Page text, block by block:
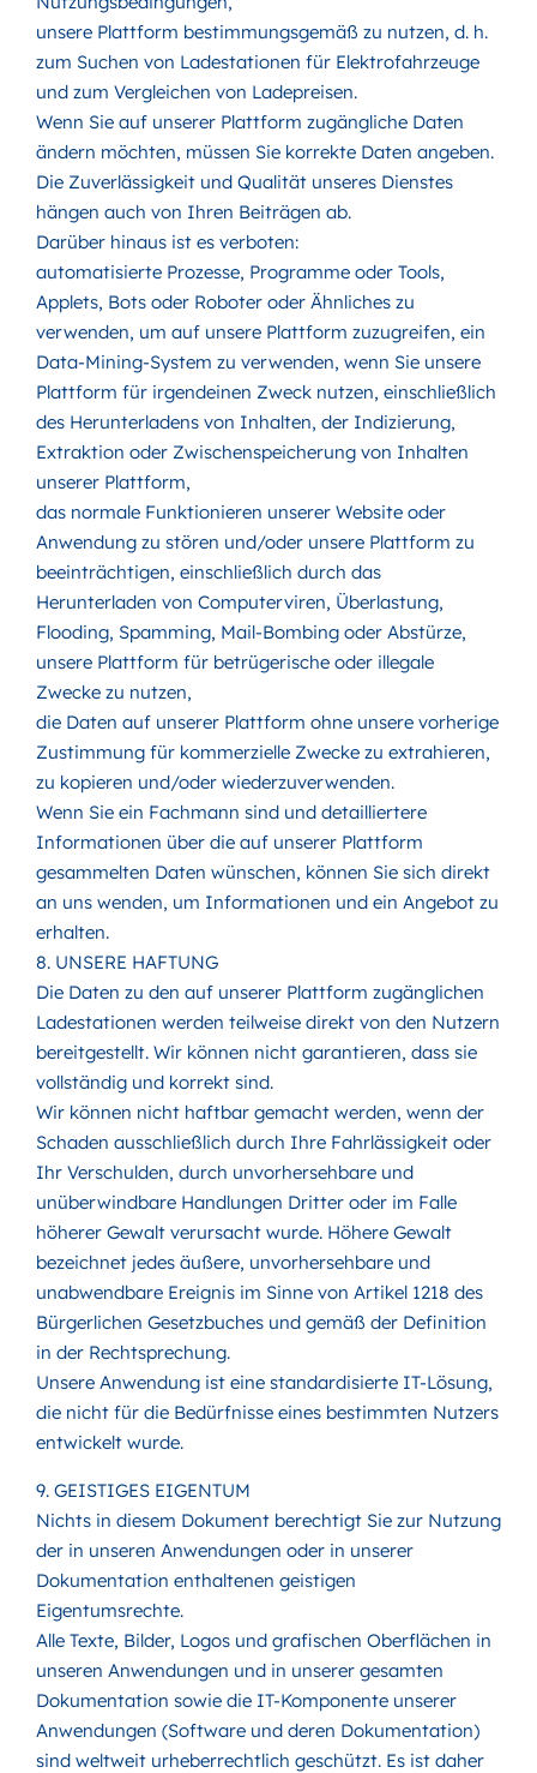
unsere Plattform bestimmungsgemäß zu nutzen, d. h.
zum Suchen von Ladestationen für Elektrofahrzeuge
und zum Vergleichen von Ladepreisen.
Wenn Sie auf unserer Plattform zugängliche Daten
ändern möchten, müssen Sie korrekte Daten angeben.
Die Zuverlässigkeit und Qualität unseres Dienstes
hängen auch von Ihren Beiträgen ab.
Darüber hinaus ist es verboten:
automatisierte Prozesse, Programme oder Tools,
Applets, Bots oder Roboter oder Ähnliches zu
verwenden, um auf unsere Plattform zuzugreifen, ein
Data-Mining-System zu verwenden, wenn Sie unsere
Plattform für irgendeinen Zweck nutzen, einschließlich
des Herunterladens von Inhalten, der Indizierung,
Extraktion oder Zwischenspeicherung von Inhalten
unserer Plattform,
das normale Funktionieren unserer Website oder
Anwendung zu stören und/oder unsere Plattform zu
beeinträchtigen, einschließlich durch das
Herunterladen von Computerviren, Überlastung,
Flooding, Spamming, Mail-Bombing oder Abstürze,
unsere Plattform für betrügerische oder illegale
Zwecke zu nutzen,
die Daten auf unserer Plattform ohne unsere vorherige
Zustimmung für kommerzielle Zwecke zu extrahieren,
zu kopieren und/oder wiederzuverwenden.
Wenn Sie ein Fachmann sind und detailliertere
Informationen über die auf unserer Plattform
gesammelten Daten wünschen, können Sie sich direkt
an uns wenden, um Informationen und ein Angebot zu
erhalten.
8. UNSERE HAFTUNG
Die Daten zu den auf unserer Plattform zugänglichen
Ladestationen werden teilweise direkt von den Nutzern
bereitgestellt. Wir können nicht garantieren, dass sie
vollständig und korrekt sind.
Wir können nicht haftbar gemacht werden, wenn der
Schaden ausschließlich durch Ihre Fahrlässigkeit oder
Ihr Verschulden, durch unvorhersehbare und
unüberwindbare Handlungen Dritter oder im Falle
höherer Gewalt verursacht wurde. Höhere Gewalt
bezeichnet jedes äußere, unvorhersehbare und
unabwendbare Ereignis im Sinne von Artikel 1218 des
Bürgerlichen Gesetzbuches und gemäß der Definition
in der Rechtsprechung.
Unsere Anwendung ist eine standardisierte IT-Lösung,
die nicht für die Bedürfnisse eines bestimmten Nutzers
entwickelt wurde.
9. GEISTIGES EIGENTUM
Nichts in diesem Dokument berechtigt Sie zur Nutzung
der in unseren Anwendungen oder in unserer
Dokumentation enthaltenen geistigen
Eigentumsrechte.
Alle Texte, Bilder, Logos und grafischen Oberflächen in
unseren Anwendungen und in unserer gesamten
Dokumentation sowie die IT-Komponente unserer
Anwendungen (Software und deren Dokumentation)
sind weltweit urheberrechtlich geschützt. Es ist daher